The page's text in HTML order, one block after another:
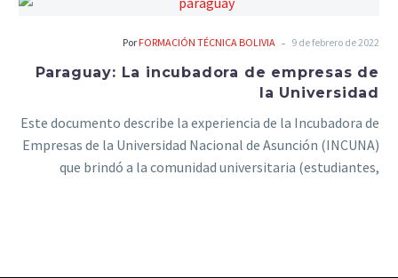
mejora de la nueva empresa”.
Por FORMACIÓN TÉCNICA BOLIVIA - 9 de febrero de 2022
Paraguay: La incubadora de empresas de
la Universidad
Este documento describe la experiencia de la Incubadora de
Empresas de la Universidad Nacional de Asunción (INCUNA)
que brindó a la comunidad universitaria (estudiantes,